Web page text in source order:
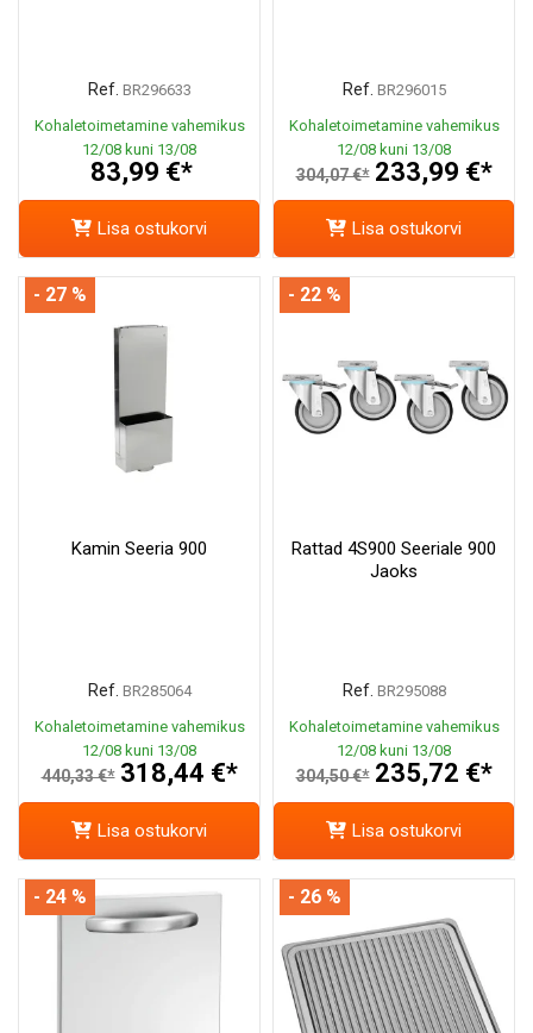
Ref. BR296633
Kohaletoimetamine vahemikus
12/08 kuni 13/08
83,99 €*
Lisa ostukorvi
Ref. BR296015
Kohaletoimetamine vahemikus
12/08 kuni 13/08
304,07 €* 233,99 €*
Lisa ostukorvi
Kamin Seeria 900
Ref. BR285064
Kohaletoimetamine vahemikus
12/08 kuni 13/08
440,33 €* 318,44 €*
- 27 %
Lisa ostukorvi
Rattad 4S900 Seeriale 900
Jaoks
Ref. BR295088
Kohaletoimetamine vahemikus
12/08 kuni 13/08
304,50 €* 235,72 €*
- 22 %
Lisa ostukorvi
- 24 % - 26 %